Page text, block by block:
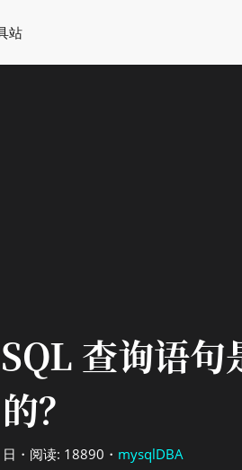
站
查询语句
的？
・阅读: 18890・ mysqlDBA